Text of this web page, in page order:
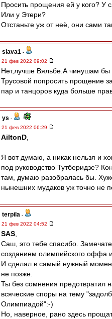
Просить прощения ей у кого? У
Или у Этери?
Отстаньте уж от неё, они сами
slava1 -
21 фев 2022 09:02
Нет,лучше Вяльбе.А чинушам бы
Трусовой попросить прощение
пар и танцоров куда больше
ys -
21 фев 2022 06:29
AiltonD
Я вот думаю, а никак нельзя и
под руководство Тутберидзе?
там, думаю разобралась бы.
нынешних мудаков уж точно не
terpila -
21 фев 2022 04:52
SAS
Саш, это тебе спасибо.
созданием олимпийского оффа
И сделал в самый нужный
не позже.
Ты без сомнения предотвратил
всяческие споры на тему
Олимпиадой":-)
Но, наверное, рано здесь